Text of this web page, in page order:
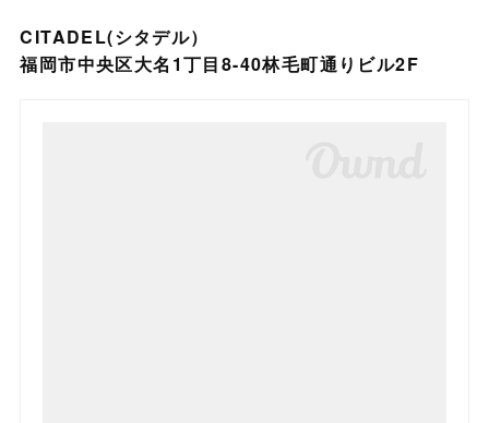
CITADEL(シタデル）
福岡市中央区大名1丁目8-40林毛町通りビル2F